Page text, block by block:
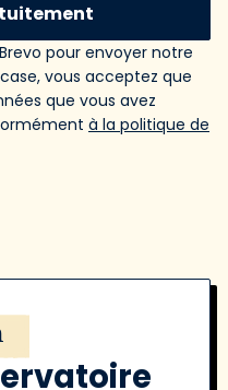
pour envoyer notre
vous acceptez que
que vous avez
à la politique de